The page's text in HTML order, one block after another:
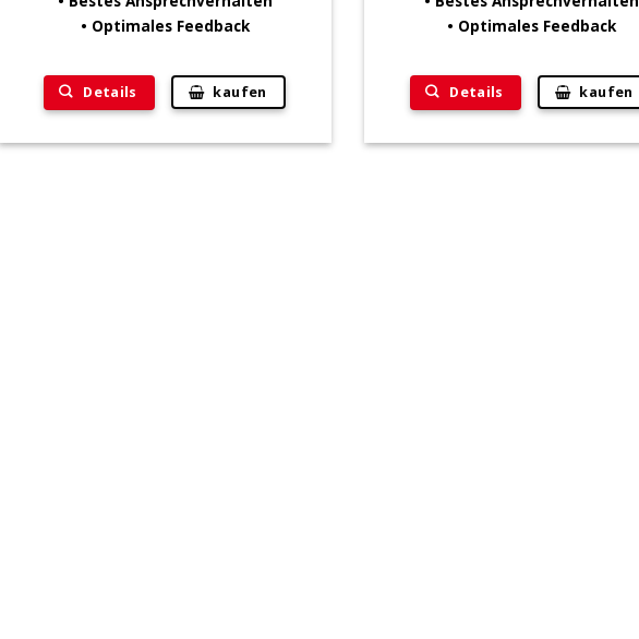
• Optimales Feedback
Details kaufen
• Optimales Feedback
Details kaufen